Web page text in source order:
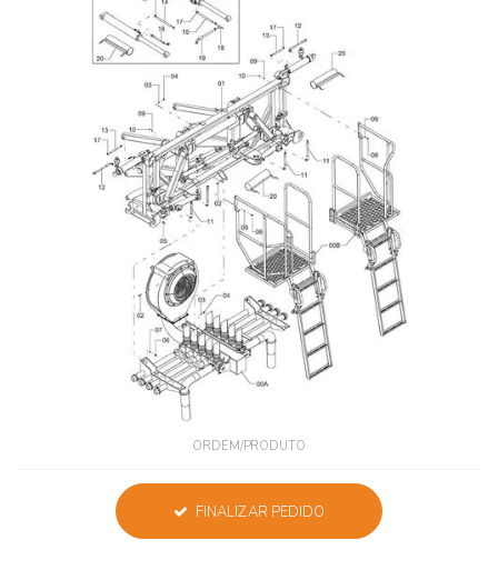
ORDEM/PRODUTO
FINALIZAR PEDIDO